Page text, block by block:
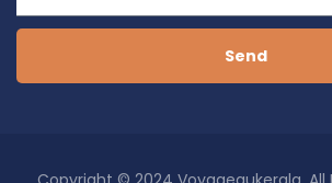
Send